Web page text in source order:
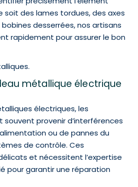
soit des lames tordues, des axes
desserrées, nos artisans
rapidement pour assurer le bon
métallique électrique
électriques, les
provenir d’interférences
ou de pannes du
de contrôle. Ces
et nécessitent l’expertise
pour garantir une réparation